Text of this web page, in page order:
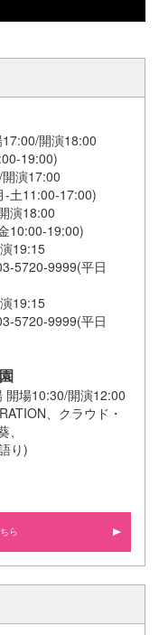
開演18:00
19:00)
演17:00
-土11:00-17:00)
演18:00
10:00-19:00)
19:15
5720-9999(平日
19:15
5720-9999(平日
開場10:30/開演12:00
、クラウド・
り)
ら